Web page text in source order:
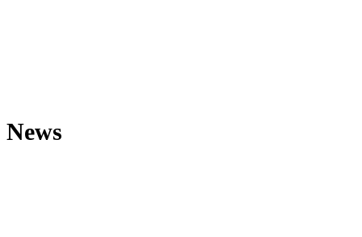
News